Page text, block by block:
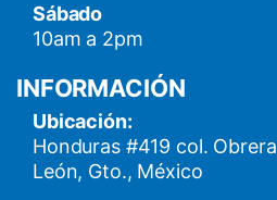
Sábado
10am a 2pm
INFORMACIÓN
Ubicación:
Honduras #419 col. Obrera
León, Gto., México